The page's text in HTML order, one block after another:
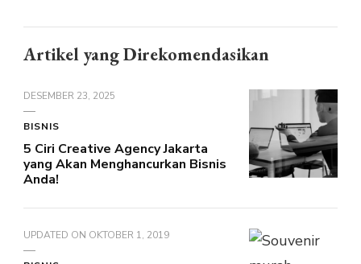
Artikel yang Direkomendasikan
DESEMBER 23, 2025
BISNIS
5 Ciri Creative Agency Jakarta
yang Akan Menghancurkan Bisnis
Anda!
UPDATED ON OKTOBER 1, 2019